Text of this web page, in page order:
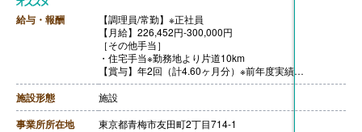
給与・報酬
【調理員/常勤】※正社員
【月給】226,452円-300,000円
［その他手当］
・住宅手当※勤務地より片道10km
【賞与】年2回（計4.60ヶ月分）※前年度実績
【通勤手当】あり（上限50,000円/月）
【昇給】あり（年1回）
【退職金】あり※勤続1年以上
施設形態 施設
事業所所在地 東京都青梅市友田町2丁目714-1